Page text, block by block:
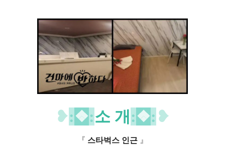
❥:❖:소 개 :❖: ❥
『 스타벅스 인근 』